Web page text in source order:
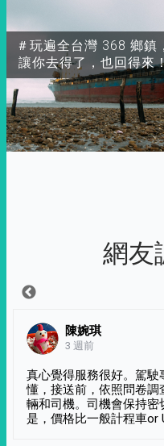
＃玩遍全台灣 368 鄉鎮，
讓你去得了，也回得來
網友
陳婉琪
3 週前
真心覺得服務很好。駕
懂，接送前，依照問卷
輛和司機。司機會保持
是，價格比一般計程車or